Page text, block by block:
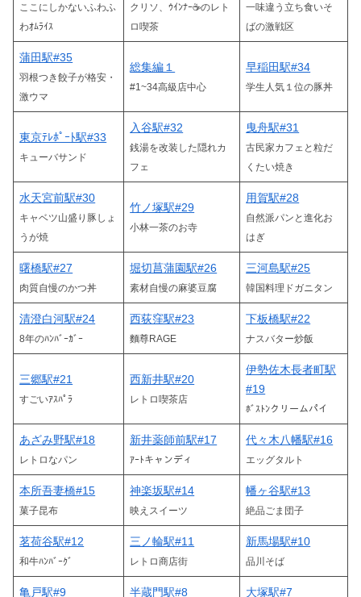
ここにしかないふわふ
わｵﾑﾗｲｽ
クリソ、ｳｲﾝﾅｰ☕のレト
ロ喫茶
一味違う立ち食いそ
ばの激戦区
蒲田駅#35
羽根つき餃子が格安・
激ウマ
総集編１
#1~34高級店中心
早稲田駅#34
学生人気１位の豚丼
東京ﾃﾚﾎﾟｰﾄ駅#33
キューバサンド
入谷駅#32
銭湯を改装した隠れカ
フェ
曳舟駅#31
古民家カフェと粒だ
くたい焼き
水天宮前駅#30
キャベツ山盛り豚しょ
うが焼
竹ノ塚駅#29
小林一茶のお寺
用賀駅#28
自然派パンと進化お
はぎ
曙橋駅#27
肉質自慢のかつ丼
堀切菖蒲園駅#26
素材自慢の麻婆豆腐
三河島駅#25
韓国料理ドガニタン
清澄白河駅#24
8年のﾊﾝﾊﾞｰｶﾞｰ
西荻窪駅#23
麵尊RAGE
下板橋駅#22
ナスバター炒飯
三郷駅#21
すごいｱｽﾊﾟﾗ
西新井駅#20
レトロ喫茶店
伊勢佐木長者町駅
#19
ﾎﾞｽﾄﾝクリームパイ
あざみ野駅#18
レトロなパン
新井薬師前駅#17
ｱｰﾄキャンディ
代々木八幡駅#16
エッグタルト
本所吾妻橋#15
菓子昆布
神楽坂駅#14
映えスイーツ
幡ヶ谷駅#13
絶品ごま団子
茗荷谷駅#12
和牛ﾊﾝﾊﾞｰｸﾞ
三ノ輪駅#11
レトロ商店街
新馬場駅#10
品川そば
亀戸駅#9 半蔵門駅#8 大塚駅#7